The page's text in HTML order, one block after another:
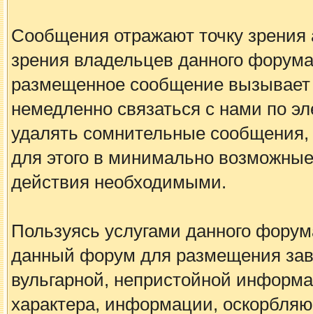
Сообщения отражают точку зрения
зрения владельцев данного
размещенное сообщение вызывает
немедленно связаться с нами по
удалять сомнительные
для этого в минимально
действия необходимыми.
Пользуясь услугами данного
данный форум для размещения
вульгарной, непристойной
характера, информации,